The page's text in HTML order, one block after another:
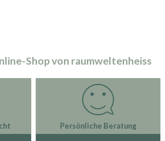
Shop von raumweltenheiss
Persönliche Beratung